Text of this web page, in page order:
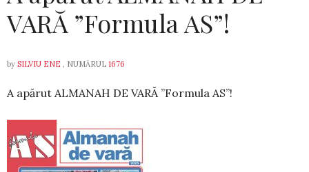
VARĂ ”Formula AS”!
by SILVIU ENE , NUMĂRUL 1676
A apărut ALMANAH DE VARĂ ”Formula AS”!